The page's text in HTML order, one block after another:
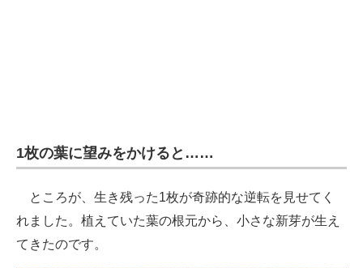
1枚の葉に望みをかけると……
ところが、生き残った1枚が奇跡的な逆転を見せてく
れました。植えていた葉の根元から、小さな新芽が生え
てきたのです。